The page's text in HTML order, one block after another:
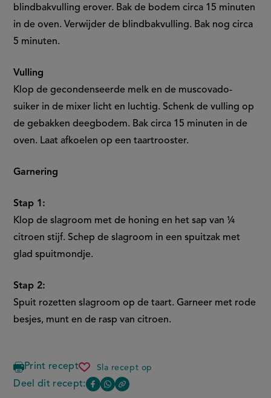
blindbakvulling erover. Bak de bodem circa 15 minuten
in de oven. Verwijder de blindbakvulling. Bak nog circa
5 minuten.
Vulling
Klop de gecondenseerde melk en de muscovado-
suiker in de mixer licht en luchtig. Schenk de vulling op
de gebakken deegbodem. Bak circa 15 minuten in de
oven. Laat afkoelen op een taartrooster.
Garnering
Stap 1:
Klop de slagroom met de honing en het sap van ¼
citroen stijf. Schep de slagroom in een spuitzak met
glad spuitmondje.
Stap 2:
Spuit rozetten slagroom op de taart. Garneer met rode
besjes, munt en de rasp van citroen.
Print recept Sla recept op
muscovadotaart
Deel dit recept:
DeelDeelCopy